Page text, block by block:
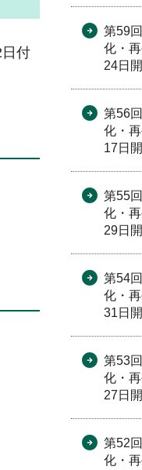
付
第59
化・
24日開
第56
化・
17日開
第55
化・
29日開
第54
化・
31日開
第53
化・
27日開
第52
化・